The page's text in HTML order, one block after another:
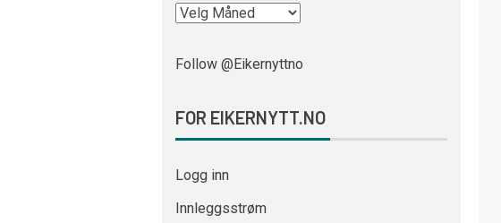
Follow @Eikernyttno
FOR EIKERNYTT.NO
Logg inn
Innleggsstrøm